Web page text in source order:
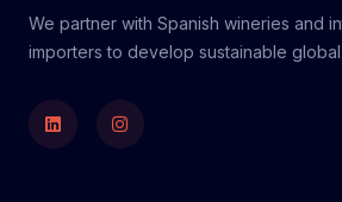
We partner with Spanish wineries and
importers to develop sustainable
Linkedin Instagram